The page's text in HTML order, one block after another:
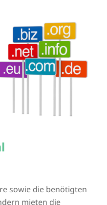
sowie die benötigten
mieten die